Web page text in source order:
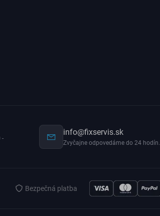
-
info@fixservis.sk
Zvyčajne odpovedáme do 24 hodín.
Bezpečná platba